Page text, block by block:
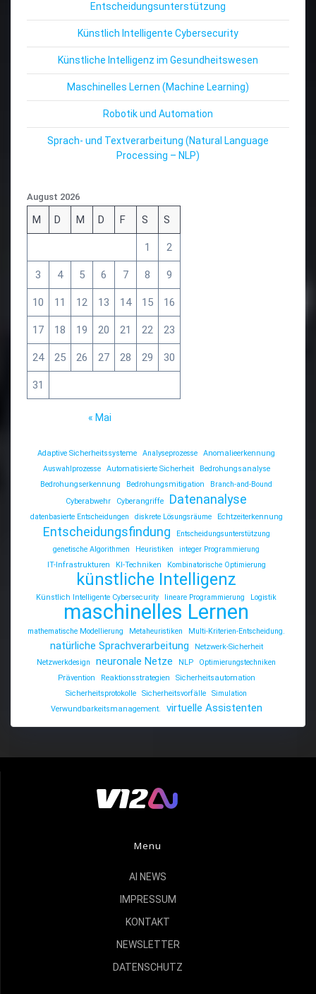
Entscheidungsunterstützung
Künstlich Intelligente Cybersecurity
Künstliche Intelligenz im Gesundheitswesen
Maschinelles Lernen (Machine Learning)
Robotik und Automation
Sprach- und Textverarbeitung (Natural Language
Processing – NLP)
August 2026
M D M D F S S
1 2
3 4 5 6 7 8 9
10 11 12 13 14 15 16
17 18 19 20 21 22 23
24 25 26 27 28 29 30
31
« Mai
Adaptive Sicherheitssysteme Analyseprozesse
Anomalieerkennung
Auswahlprozesse
Automatisierte Sicherheit
Bedrohungsanalyse
Bedrohungserkennung
Bedrohungsmitigation
Branch-and-Bound
Cyberabwehr
Cyberangriffe Datenanalyse
datenbasierte Entscheidungen diskrete Lösungsräume Echtzeiterkennung
Entscheidungsfindung
Entscheidungsunterstützung
genetische Algorithmen
Heuristiken
integer Programmierung
IT-Infrastrukturen
KI-Techniken Kombinatorische Optimierung
künstliche Intelligenz
Künstlich Intelligente Cybersecurity lineare Programmierung Logistik
maschinelles Lernen
mathematische Modellierung Metaheuristiken Multi-Kriterien-Entscheidung.
natürliche Sprachverarbeitung
Netzwerk-Sicherheit
Netzwerkdesign
neuronale Netze NLP
Optimierungstechniken
Prävention
Reaktionsstrategien
Sicherheitsautomation
Sicherheitsprotokolle
Sicherheitsvorfälle
Simulation
Verwundbarkeitsmanagement.
virtuelle Assistenten
Menu
AI NEWS
IMPRESSUM
KONTAKT
NEWSLETTER
DATENSCHUTZ